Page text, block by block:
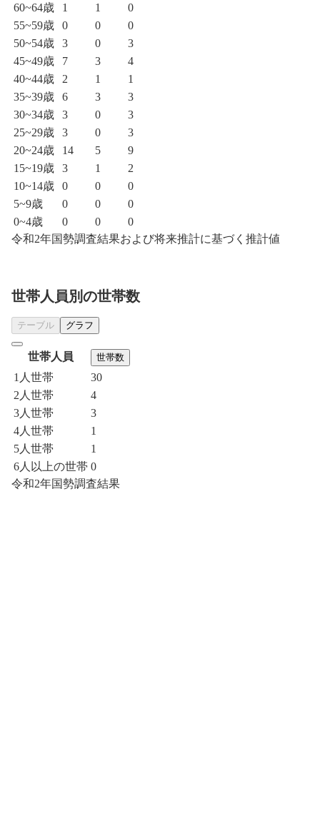
60~64歳
1 1
0
55~59歳
0 0
0
50~54歳
3 0
3
45~49歳
7 3
4
40~44歳
2 1
1
35~39歳
6 3
3
30~34歳
3 0
3
25~29歳
3 0
3
20~24歳
14 5
9
15~19歳
3 1
2
10~14歳
0 0
0
5~9歳
0 0
0
0~4歳
0 0
0
令和2年国勢調査結果および将来推計に基づく推計値
世帯人員別の世帯数
テーブル グラフ
世帯人員 世帯数
1人世帯
30
2人世帯
4
3人世帯
3
4人世帯
1
5人世帯
1
6人以上の世帯 0
令和2年国勢調査結果